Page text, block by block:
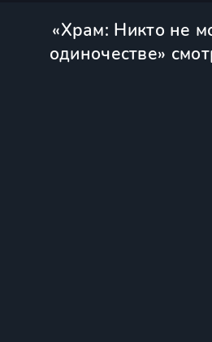
«Храм: Никто не
одиночестве»